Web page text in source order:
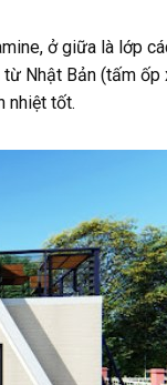
ở giữa là lớp
Nhật Bản (tấm
nhiệt tốt.